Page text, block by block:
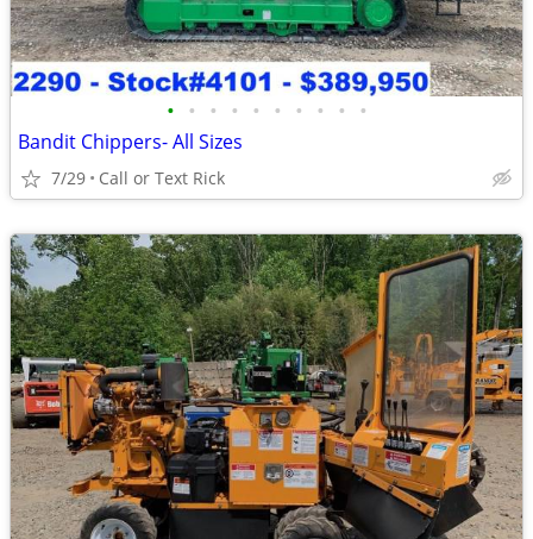
• • • • • • • • • •
Bandit Chippers- All Sizes
7/29 Call or Text Rick